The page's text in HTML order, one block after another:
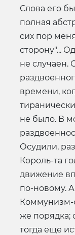
Слова его
полная
сих пор
сторону"...
не случаен.
времени,
не было. В
Осудили,
Король-та
движение
по-новому.
Коммунизм-
же порядка;
тогда еще